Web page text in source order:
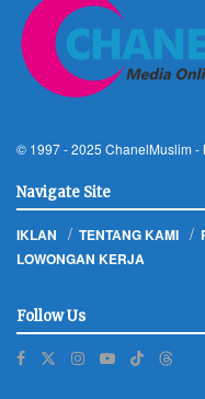
© 1997 - 2025 ChanelMuslim -
Navigate Site
IKLAN TENTANG KAMI
LOWONGAN KERJA
Follow Us